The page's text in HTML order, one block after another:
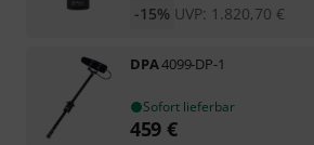
UVP: 1.820,70 €
-15%
DPA4099-DP-1
Sofort lieferbar
459 €